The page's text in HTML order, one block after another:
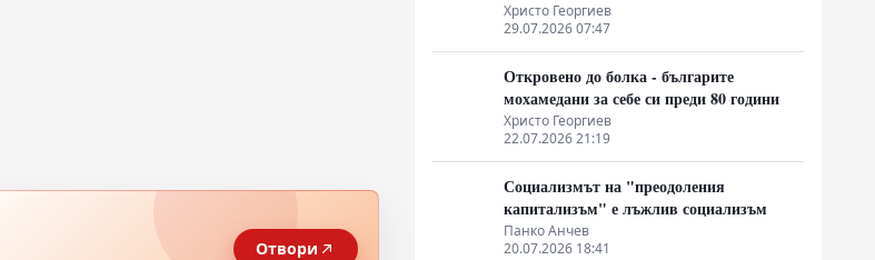
Отвори
Христо Георгиев
29.07.2026 07:47
Откровено до болка - българите
мохамедани за себе си преди 80 години
Христо Георгиев
22.07.2026 21:19
Социализмът на "преодоления
капитализъм" е лъжлив социализъм
Панко Анчев
20.07.2026 18:41